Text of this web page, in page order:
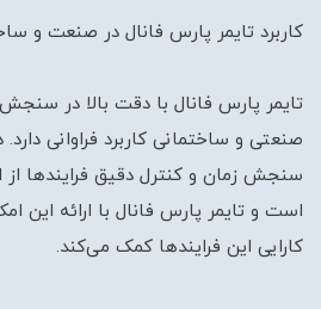
کاربرد تایمر پارس فانال در صنعت و
تایمر پارس فانال با دقت بالا در
صنعتی و ساختمانی کاربرد فراوانی
سنجش زمان و کنترل دقیق فرایندها از
است و تایمر پارس فانال با ارائه این
کارایی این فرایندها کمک می‌کند.